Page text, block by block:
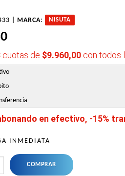
| MARCA: NISUTA
cuotas de $9.960,00 con todos
en efectivo, -15%
INMEDIATA